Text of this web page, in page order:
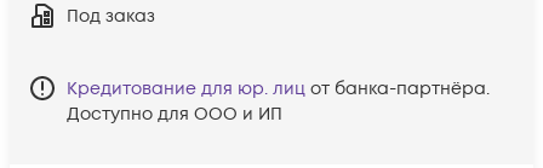
Под заказ
Кредитование для юр. лиц от банка-партнёра.
Доступно для ООО и ИП